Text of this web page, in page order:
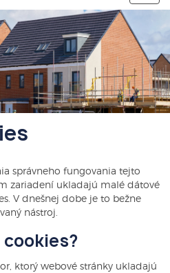
správneho fungovania tejto
zariadení ukladajú malé dátové
V dnešnej dobe je to bežne
nástroj.
cookies?
ktorý webové stránky ukladajú